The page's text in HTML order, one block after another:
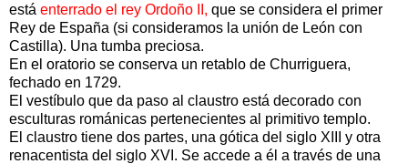
está enterrado el rey Ordoño II, que se considera el primer
Rey de España (si consideramos la unión de León con
Castilla). Una tumba preciosa.
En el oratorio se conserva un retablo de Churriguera,
fechado en 1729.
El vestíbulo que da paso al claustro está decorado con
esculturas románicas pertenecientes al primitivo templo.
El claustro tiene dos partes, una gótica del siglo XIII y otra
renacentista del siglo XVI. Se accede a él a través de una